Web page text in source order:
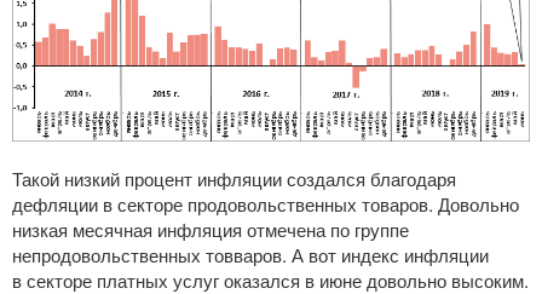
Такой низкий процент инфляции создался благодаря
дефляции в секторе продовольственных товаров. Довольно
низкая месячная инфляция отмечена по группе
непродовольственных товваров. А вот индекс инфляции
в секторе платных услуг оказался в июне довольно высоким.